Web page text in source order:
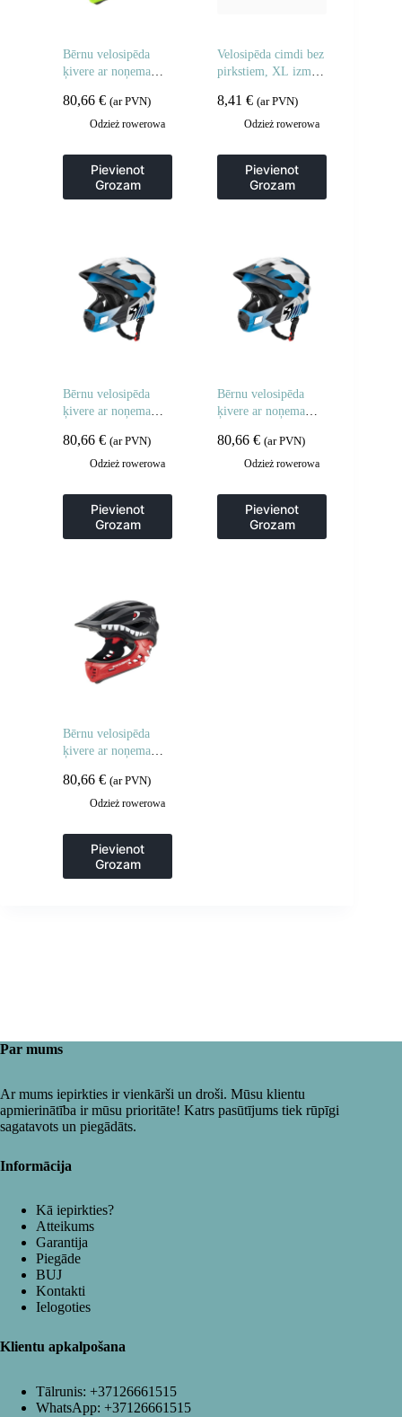
Bērnu velosipēda
ķivere ar noņemamu
cm – zaļa haizivs
80,66 € (ar PVN)
Odzież rowerowa
Pievienot
Grozam
Velosipēda cimdi bez
pirkstiem, XL izmērs
8,41€ (ar PVN)
Odzież rowerowa
Pievienot
Grozam
Bērnu velosipēda
ķivere ar noņemamu
57 cm – zila
80,66 € (ar PVN)
Odzież rowerowa
Pievienot
Grozam
Bērnu velosipēda
ķivere ar noņemamu
cm – zila
80,66€ (ar PVN)
Odzież rowerowa
Pievienot
Grozam
Bērnu velosipēda
ķivere ar noņemamu
cm – melna haizivs
80,66 € (ar PVN)
Odzież rowerowa
Pievienot
Grozam
Par mums
Ar mums iepirkties ir vienkārši un droši. Mūsu klientu
apmierinātība ir mūsu prioritāte! Katrs pasūtījums tiek rūpīgi
sagatavots un piegādāts.
Informācija
Kā iepirkties?
Atteikums
Garantija
Piegāde
BUJ
Kontakti
Ielogoties
Klientu apkalpošana
Tālrunis: +37126661515
WhatsApp: +37126661515